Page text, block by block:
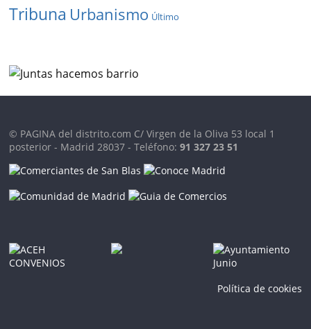
Tribuna Urbanismo Último
© PAGINA del distrito.com C/ Virgen de la Oliva 53 local 1
posterior - Madrid 28037 - Teléfono:91 327 23 51
Política de cookies